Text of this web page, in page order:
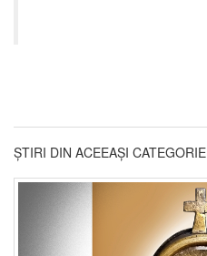
ȘTIRI DIN ACEEAȘI CATEGORIE